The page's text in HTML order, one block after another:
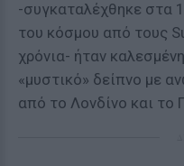
-συγκαταλέχθηκε στα
του κόσμου από τους
χρόνια- ήταν
«μυστικό» δείπνο με
από το Λονδίνο και το